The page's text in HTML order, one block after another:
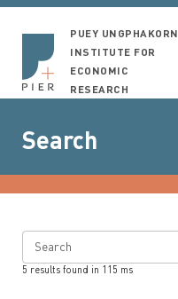
PUEY UNGPHAKORN
INSTITUTE FOR
ECONOMIC
RESEARCH
Search
Search
5 results found in 115 ms